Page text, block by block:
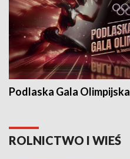
Podlaska Gala Olimpijska
ROLNICTWO I WIEŚ